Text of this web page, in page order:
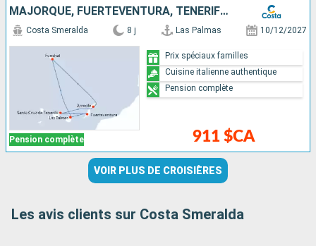
MAJORQUE, FUERTEVENTURA, TENERIFE, LANZAROTE, PORTUGAL
Pension complète
Costa Smeralda 8 j Las Palmas 10/12/2027
911 $CA
Prix spéciaux familles
Cuisine italienne authentique
Pension complète
VOIR PLUS DE CROISIÈRES
Les avis clients sur Costa Smeralda